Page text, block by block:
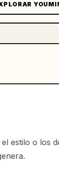
estilo o los